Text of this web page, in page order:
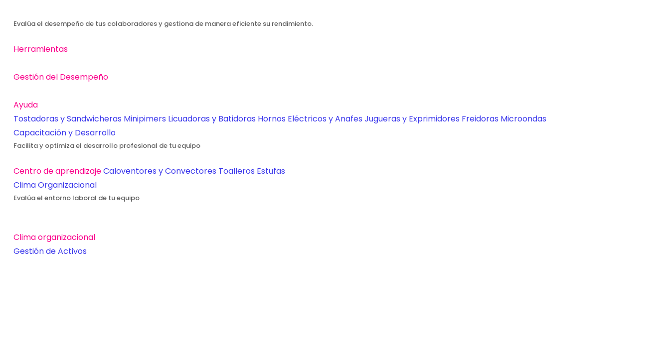
Evalúa el desempeño de tus colaboradores y gestiona de manera eficiente su rendimiento.
Herramientas
Gestión del Desempeño
Ayuda
Tostadoras y Sandwicheras Minipimers Licuadoras y Batidoras Hornos Eléctricos y Anafes Jugueras y Exprimidores Freidoras Microondas
Capacitación y Desarrollo
Facilita y optimiza el desarrollo profesional de tu equipo
Centro de aprendizajeCaloventores y Convectores Toalleros Estufas
Clima Organizacional
Evalúa el entorno laboral de tu equipo
Clima organizacional
Gestión de Activos